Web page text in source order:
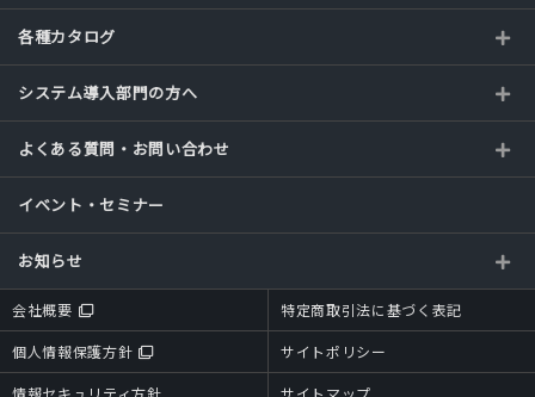
各種カタログ
システム導入部門の方へ
よくある質問・お問い合わせ
イベント・セミナー
お知らせ
会社概要 特定商取引法に基づく表記
個人情報保護方針 サイトポリシー
情報セキュリティ方針 サイトマップ